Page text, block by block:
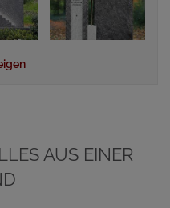
AUS EINER